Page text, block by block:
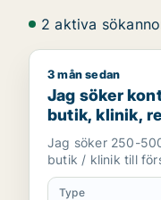
2 aktiva
Jag söker
3 mån sedan
Jag söker
butik, klinik,
eller garage
Götene m.fl.
Jag söker 250-
butik / klinik till
Type